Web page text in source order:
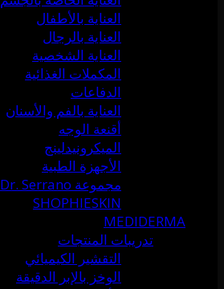
العناية بالأطفال
العناية بالرجال
العناية الشخصية
المكملات الغذائية
الدفاعات
العناية بالفم والأسنان
أقنعة الوجه
الميكرونيدلينج
الأجهزة الطبية
مجموعة Dr. Serrano
SHOPHIESKIN
MEDIDERMA
تدريبات المنتجات
التقشير الكيميائي
الوخز بالإبر الدقيقة